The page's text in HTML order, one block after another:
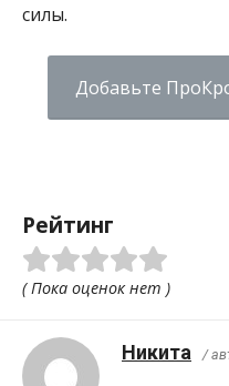
силы.
Добавьте
Рейтинг
( Пока оценок нет )
Никита /